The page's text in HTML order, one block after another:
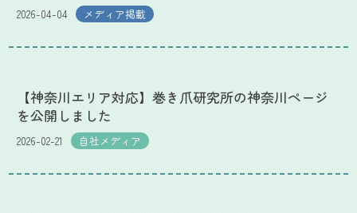
2026-04-04 メディア掲載
【神奈川エリア対応】巻き爪研究所の神奈川ページ
を公開しました
2026-02-21 自社メディア